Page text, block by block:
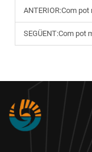
ANTERIOR:Com pot
SEGÜENT:Com pot